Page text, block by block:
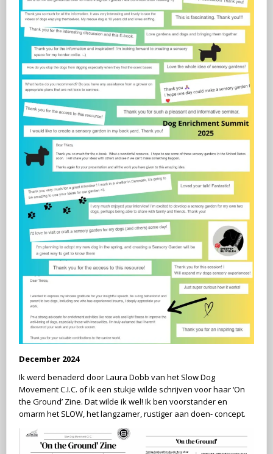
December 2024
Ik werd benaderd door Laura Dobb van het Slow Dog
Movement C.I.C. of ik een stukje wilde schrijven voor haar ‘On
the Ground’ Zine. Dat wilde ik wel! Ik ben voorstander en
omarm het SLOW, het langzamer, rustiger aan doen- concept.